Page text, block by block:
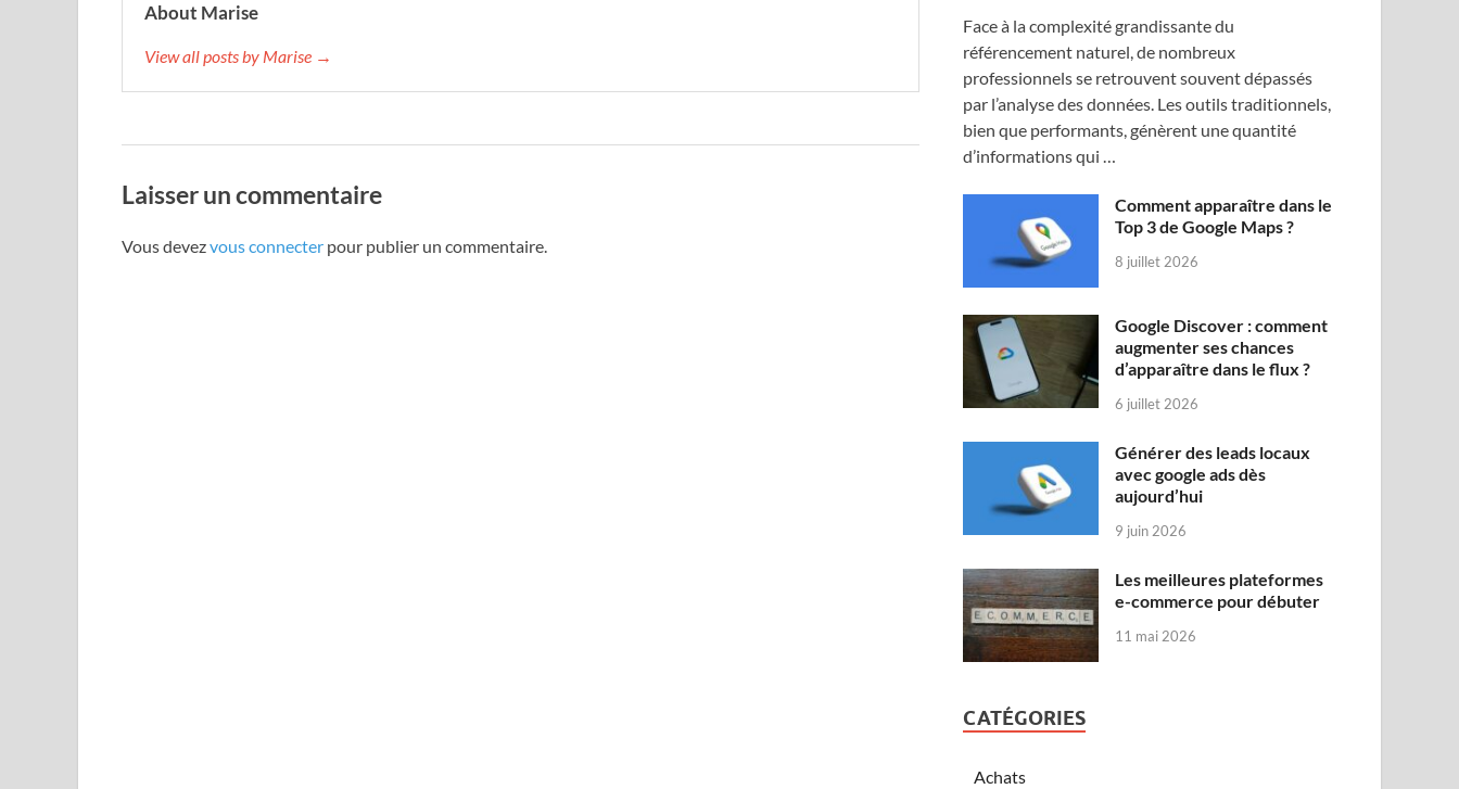
About Marise
View all posts by Marise →
Laisser un commentaire
Vous devezvous connecter pour publier un commentaire.
Face à la complexité grandissante du
référencement naturel, de nombreux
professionnels se retrouvent souvent dépassés
par l’analyse des données. Les outils traditionnels,
bien que performants, génèrent une quantité
d’informations qui …
Comment apparaître dans le
Top 3 de Google Maps ?
8 juillet 2026
Google Discover : comment
augmenter ses chances
d’apparaître dans le flux ?
6 juillet 2026
Générer des leads locaux
avec google ads dès
aujourd’hui
9 juin 2026
Les meilleures plateformes
e-commerce pour débuter
11 mai 2026
CATÉGORIES
Achats